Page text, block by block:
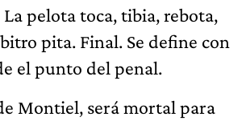
pelota toca, tibia, rebota,
pita. Final. Se define con
el punto del penal.
Montiel, será mortal para